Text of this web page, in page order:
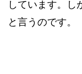
しています。し
と言うのです。